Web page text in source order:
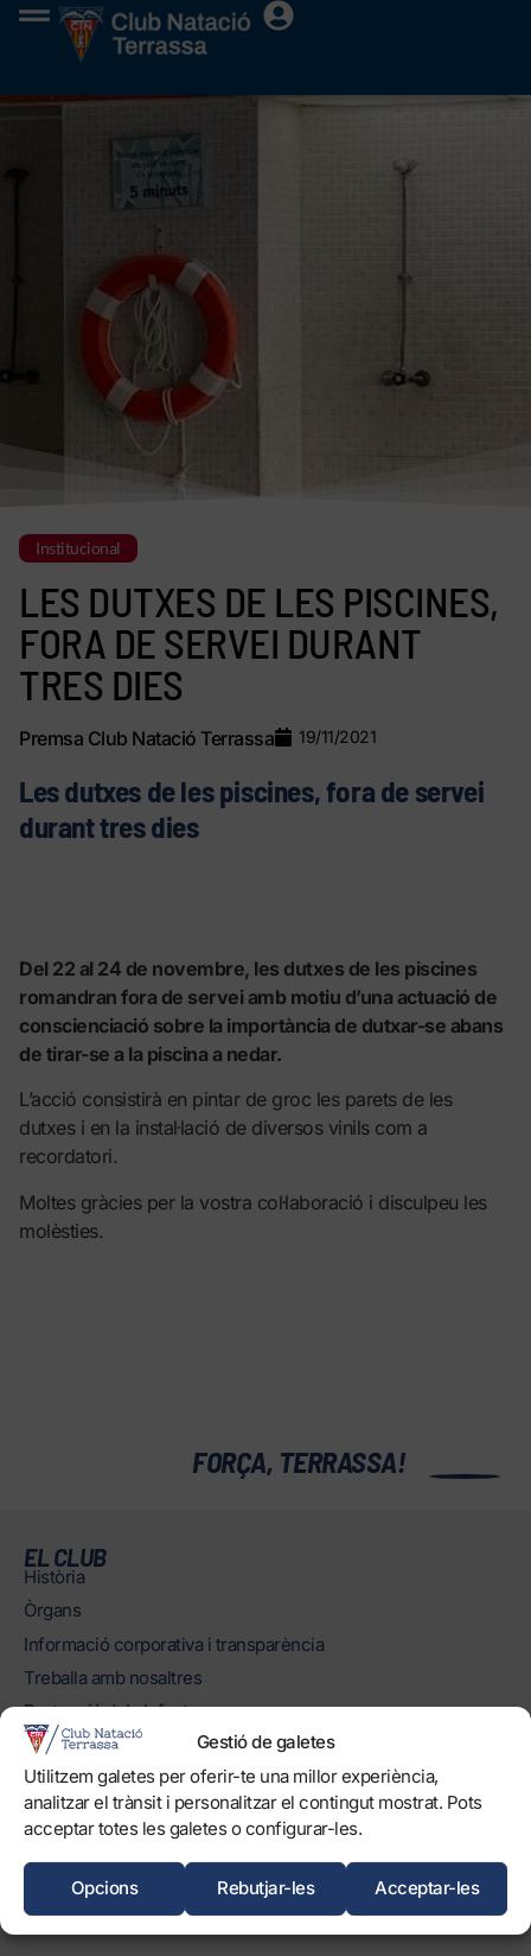
Gestió de galetes
Utilitzem galetes per oferir-te una millor experiència,
analitzar el trànsit i personalitzar el contingut mostrat. Pots
acceptar totes les galetes o configurar-les.
Acceptar-les
Rebutjar-les
Opcions
Institucional
LES DUTXES DE LES PISCINES,
FORA DE SERVEI DURANT
TRES DIES
Premsa Club Natació Terrassa 19/11/2021
Les dutxes de les piscines, fora de servei
durant tres dies
Del 22 al 24 de novembre, les dutxes de les piscines
romandran fora de servei amb motiu d’una actuació de
conscienciació sobre la importància de dutxar-se abans
de tirar-se a la piscina a nedar.
L’acció consistirà en pintar de groc les parets de les
dutxes i en la instal·lació de diversos vinils com a
recordatori.
Moltes gràcies per la vostra col·laboració i disculpeu les
molèsties.
FORÇA, TERRASSA!
EL CLUB
Història
Òrgans
Informació corporativa i transparència
Treballa amb nosaltres
Protecció dels Infants
Objectius de Desenvolupament Sostenible
INSTAL·LACIONS
Horaris
Piscines
Normatives